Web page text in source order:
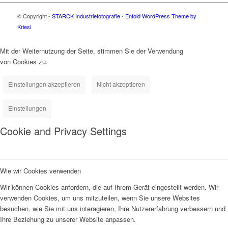
© Copyright - STARCK Industriefotografie- Enfold WordPress Theme by
Kriesi
Mit der Weiternutzung der Seite, stimmen Sie der Verwendung
von Cookies zu.
Einstellungen akzeptieren Nicht akzeptieren
Einstellungen
Cookie and Privacy Settings
Wie wir Cookies verwenden
Wir können Cookies anfordern, die auf Ihrem Gerät eingestellt werden. Wir
verwenden Cookies, um uns mitzuteilen, wenn Sie unsere Websites
besuchen, wie Sie mit uns interagieren, Ihre Nutzererfahrung verbessern und
Ihre Beziehung zu unserer Website anpassen.